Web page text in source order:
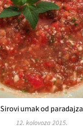
Sirovi umak od paradajza
12. kolovoza 2015.